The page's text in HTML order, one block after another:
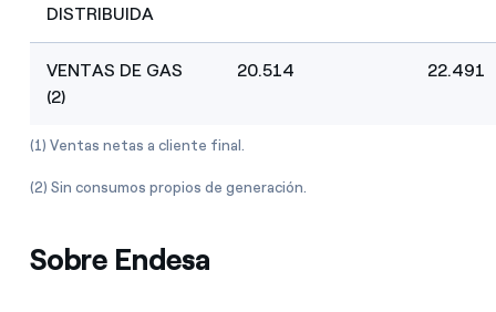
DISTRIBUIDA
VENTAS DE GAS
(2)
20.514 22.491
(1) Ventas netas a cliente final.
(2) Sin consumos propios de generación.
Sobre Endesa